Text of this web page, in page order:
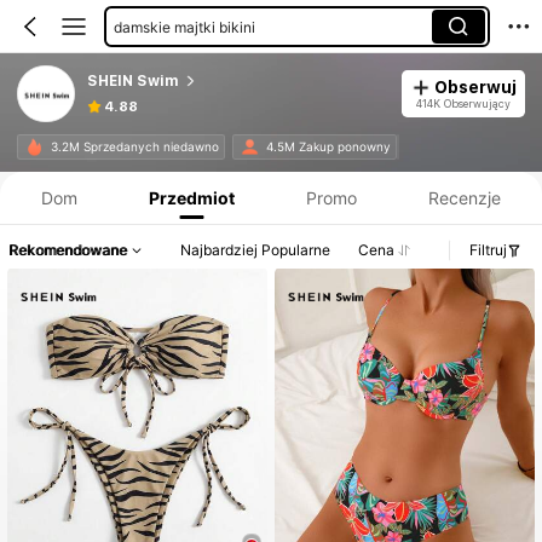
damskie majtki bikini
damskie kimona
damskie komplety bikini
damskie spodenki kąpielowe
damskie tankini
SHEIN Swim
4.88
Obserwuj
414K Obserwujący
3.2M Sprzedanych niedawno 4.5M Zakup ponowny
Dom Przedmiot Promo Recenzje
Rekomendowane Najbardziej Popularne Cena Filtruj